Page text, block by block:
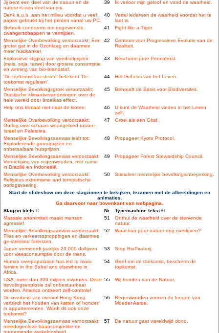
Jij bent een deel van de natuur en de
natuur is een deel van jou.
39 Ik verloor mijn geloof en vond de waarheid.
Denk a.u.b. aan het milieu voordat u veel
papier gebruikt bij het printen vanaf uw PC.
40
Vertel iedereen de waarheid voordat het te
laat is.
Gebruik condooms om ongewenste
zwangerschappen te vermijden.
41 Fight like a Tiger.
Menselijke Overbevolking veroorzaakt: Een
groter gat in de Ozonlaag en daarmee
meer huidkanker.
42
Centrum voor Progressieve Evolutie van de
Realiteit.
Explosieve stijging van voedselprijzen
(mais, soja, tarwe) door grotere consumptie
en winning van bio-brandstof.
43 Bescherm pure Permafrost.
'De toekomst koesteren' betekent 'De
toekomst reguleren'.
44 Het Geheim van het Leven.
Menselijke Bevolkingsgroei veroorzaakt:
Drastische klimaatveranderingen over de
hele wereld door broeikas effect.
45 Behoudt de Basis voor Biodiversiteit.
Help ons klimaat niet naar de kloten. 46
U kunt de Waarheid vinden in het Leven
zelf.
Menselijke Overbevolking veroorzaakt:
Oorlog over schaars woongebied tussen
Israel en Palestina.
47 Groei als een Giraf.
Menselijke Bevolkingsaanwas leidt tot:
Exploderende grondprijzen en
onbetaalbare huisprijzen.
48 Propageer Kyoto Protocol.
Menselijke Bevolkingsaanwas veroorzaakt:
Vernietiging van regenwouden, met name
in Brazilië en Indonesië.
49 Propageer Forest Stewardship Council.
Menselijke Overbevolking veroorzaakt:
Religieus extremisme and terroristische
oorlogsvoering.
50 Stimuleer menselijke bevolkingsinbeperking.
Start de slideshow om deze slagzinnen te bekijken, tezamen met de afbeeldingen en
animaties.
Ga daarvoor naar bovenkant van webpagina.
Slagzin titels ©
Nr.
Typemachine tekst ©
Massale anonimiteit maakt mensen
agressief.
51
Onthul de waarheid over de stervende
natuur.
Menselijke Bevolkingsaanwas veroorzaakt:
Files en verkeersoptoppingen en daarmee
ge-stressed forenzen.
52 Waar kan puur natuur nog overleven?
Japan vermoordt jaarlijks 23.000 dolfijnen
voor vleesconsumptie door de mens.
53 Stop BioPiraterij.
Human overpopulation has led to mass
famine in the Sahel and elsewhere in
Africa.
54
Geef om de toekomst, bescherm de
toekomst.
USA: meer dan 300 miljoen inwoners. Deze
bevolingsexplosie zal onbestuurbaar
worden. America ontbeert zelf-controle!
55 Wij houden van de Natuur.
De overheid van overvol Hong Kong
verbiedt het houden van katten of honden
in appartementen. Wordt dit ook onze
toekomst?
56
Regenwouden vormen de longen van
Moeder Aarde.
Menselijke Bevolkingsaanwas veroorzaakt:
meedogenloze baancompetitie en
57 De natuur gaat wereldwijd dood.